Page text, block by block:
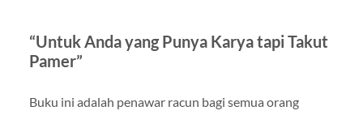
“Untuk Anda yang Punya Karya tapi Takut
Pamer”
Buku ini adalah penawar racun bagi semua orang